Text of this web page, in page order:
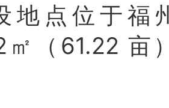
地点位于福
㎡（61.22 亩